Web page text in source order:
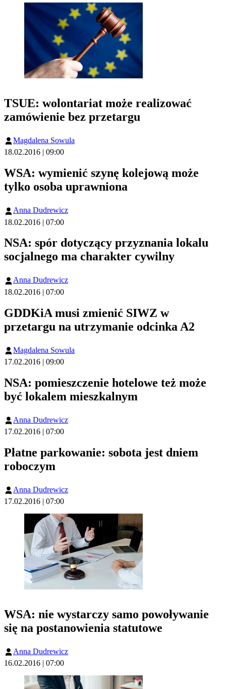
TSUE: wolontariat może realizować
zamówienie bez przetargu
Magdalena Sowula
18.02.2016 | 09:00
WSA: wymienić szynę kolejową może
tylko osoba uprawniona
Anna Dudrewicz
18.02.2016 | 07:00
NSA: spór dotyczący przyznania lokalu
socjalnego ma charakter cywilny
Anna Dudrewicz
18.02.2016 | 07:00
GDDKiA musi zmienić SIWZ w
przetargu na utrzymanie odcinka A2
Magdalena Sowula
17.02.2016 | 09:00
NSA: pomieszczenie hotelowe też może
być lokalem mieszkalnym
Anna Dudrewicz
17.02.2016 | 07:00
Płatne parkowanie: sobota jest dniem
roboczym
Anna Dudrewicz
17.02.2016 | 07:00
WSA: nie wystarczy samo powoływanie
się na postanowienia statutowe
Anna Dudrewicz
16.02.2016 | 07:00